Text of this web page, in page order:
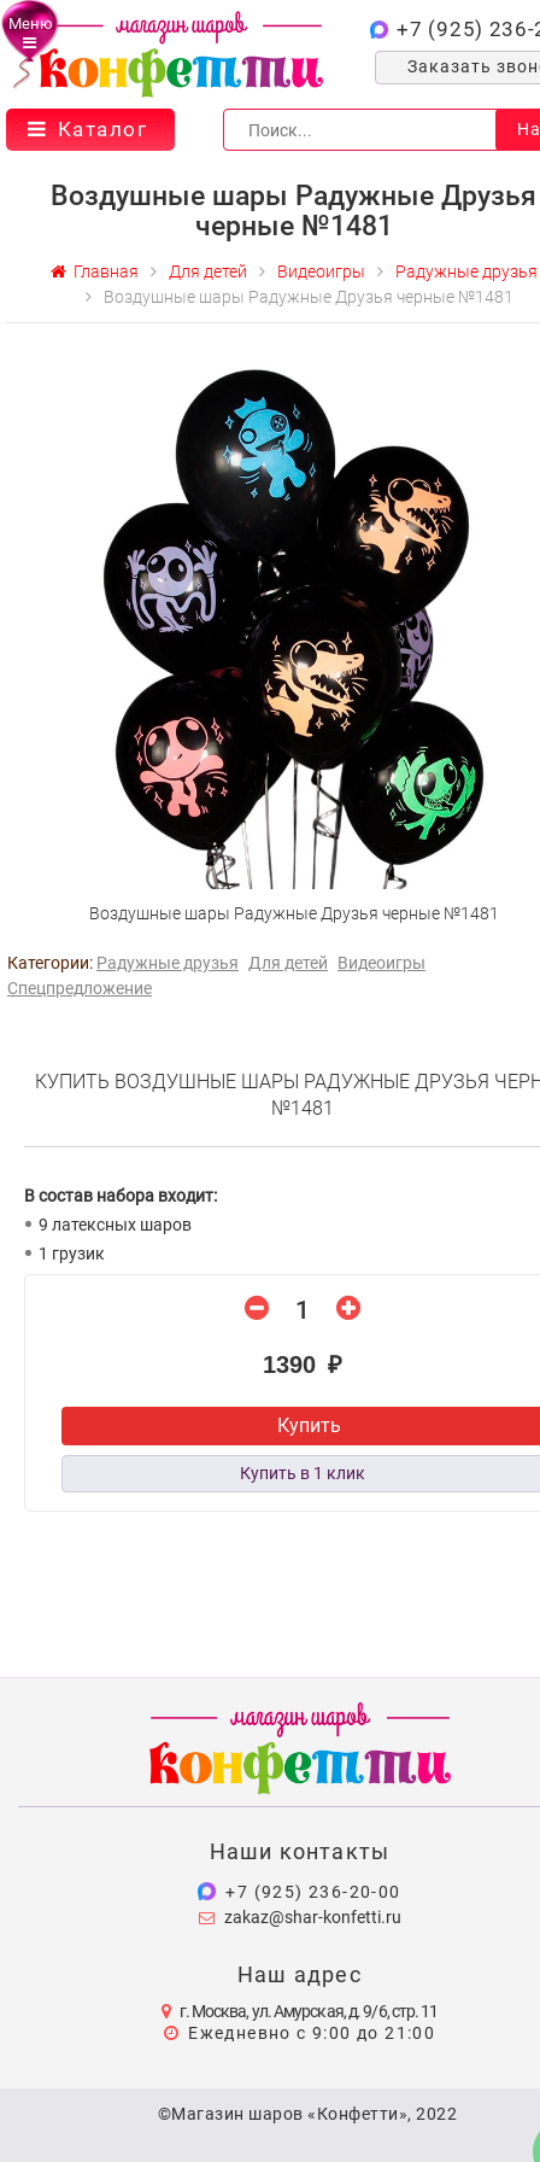
Меню +7 (925) 236-
Заказать
Каталог
Воздушные шары Радужные Друзья
черные №1481
Главная Для детей Видеоигры
Радужные друзья
Воздушные шары Радужные Друзья черные №1481
Воздушные шары Радужные Друзья черные №1481
Категории: Радужные друзья Для детей
Видеоигры
Спецпредложение
КУПИТЬ ВОЗДУШНЫЕ ШАРЫ РАДУЖНЫЕ ДРУЗЬЯ
№1481
В состав набора входит:
9 латексных шаров
1 грузик
1390 ₽
Купить
Наши контакты
+7 (925) 236-20-00
zakaz@shar-konfetti.ru
Наш адрес
г. Москва, ул. Амурская, д. 9/6, стр. 11
Ежедневно с 9:00 до 21:00
©Магазин шаров «Конфетти», 2022